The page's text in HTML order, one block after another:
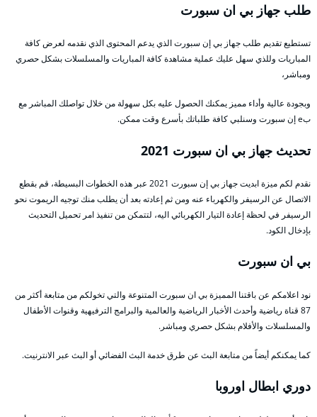
طلب جهاز بي ان سبورت
تستطيع تقديم طلب جهاز بي إن سبورت الذي يدعم المحتوى الذي نقدمه لعرض كافة
المباريات وللذي سهل عليك عملية مشاهدة كافة المباريات والمسلسلات بشكل حصري
ومباشر،
وبجودة عالية وأداء مميز يمكنك الحصول عليه بكل سهولة من خلال تواصلك المباشر مع
بe إن سبورت وسنلبي كافة طلباتك بأسرع وقت ممكن.
تحديث جهاز بي ان سبورت 2021
نقدم لكم ميزة ابديت جهاز بي إن سبورت 2021 عبر هذه الخطوات البسيطة، قم بقطع
الاتصال عن الرسيفر والكهرباء عنه ومن ثم إعادته بعد أن يطلب منك توجيه الريموت نحو
الرسيفر في لحظة إعادة التيار الكهربائي اليه، لتتمكن من تنفيذ امر تحميل التحديث
بإدخال الكود.
بي ان سبورت
نود اعلامكم عن باقتنا المميزة بي ان سبورت المتنوعة والتي تخولكم من متابعة أكثر من
87 قناة رياضية وأحدث الأخبار الرياضية والعالمية والبرامج الترفيهية وقنوات الأطفال
والمسلسلات والأفلام بشكل حصري ومباشر.
كما يمكنكم أيضاً من متابعة البث عن طرق خدمة البث الفضائي أو البث عبر الانترنيت.
دوري ابطال اوروبا